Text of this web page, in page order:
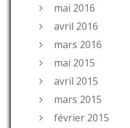
mai 2016
avril 2016
mars 2016
mai 2015
avril 2015
mars 2015
février 2015